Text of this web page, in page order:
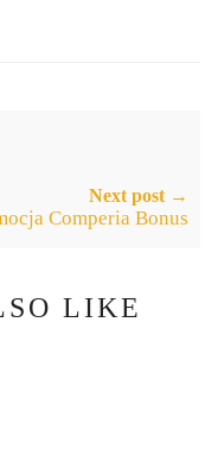
Next post →
Comperia Bonus
LIKE